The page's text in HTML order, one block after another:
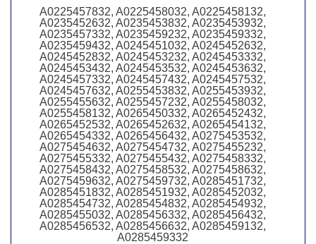
A0225457832, A0225458032, A0225458132,
A0235452632, A0235453832, A0235453932,
A0235457332, A0235459232, A0235459332,
A0235459432, A0245451032, A0245452632,
A0245452832, A0245453232, A0245453332,
A0245453432, A0245453532, A0245453632,
A0245457332, A0245457432, A0245457532,
A0245457632, A0255453832, A0255453932,
A0255455632, A0255457232, A0255458032,
A0255458132, A0265450332, A0265452432,
A0265452532, A0265452632, A0265454132,
A0265454332, A0265456432, A0275453532,
A0275454632, A0275454732, A0275455232,
A0275455332, A0275455432, A0275458332,
A0275458432, A0275458532, A0275458632,
A0275459632, A0275459732, A0285451732,
A0285451832, A0285451932, A0285452032,
A0285454732, A0285454832, A0285454932,
A0285455032, A0285456332, A0285456432,
A0285456532, A0285456632, A0285459132,
A0285459332